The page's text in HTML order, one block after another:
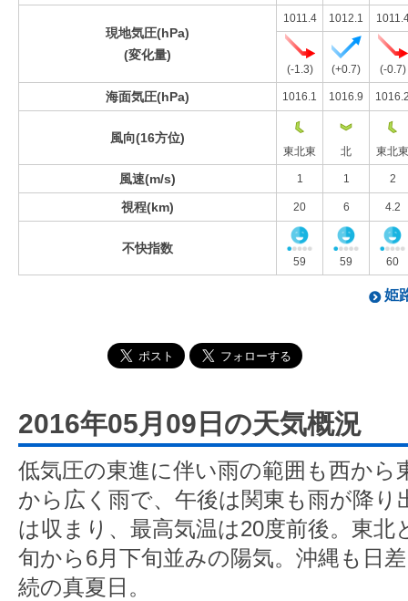
現地気圧(hPa)
(変化量)
1011.4 1012.1
(-1.3) (+0.7) (-0.7)
海面気圧(hPa) 1016.1 1016.9
風向(16方位)
東北東 北 東北東
風速(m/s) 1 1 2
視程(km) 20 6 4.2
不快指数
59 59 60
姫
2016年05月09日の天気概況
低気圧の東進に伴い雨の範囲も西から
から広く雨で、午後は関東も雨が降り
は収まり、最高気温は20度前後。東北
旬から6月下旬並みの陽気。沖縄も日
続の真夏日。